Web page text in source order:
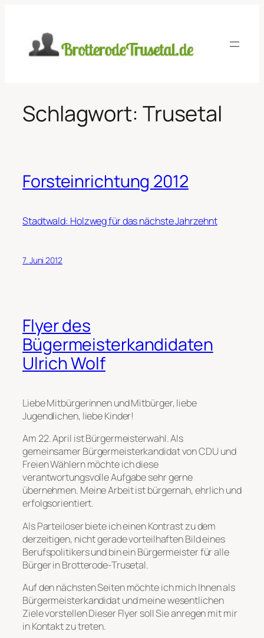
springen
Schlagwort: Trusetal
Forsteinrichtung 2012
Stadtwald: Holzweg für das nächste Jahrzehnt
7. Juni 2012
Flyer des
Bügermeisterkandidaten
Ulrich Wolf
Liebe Mitbürgerinnen und Mitbürger, liebe
Jugendlichen, liebe Kinder!
Am 22. April ist Bürgermeisterwahl. Als
gemeinsamer Bürgermeisterkandidat von CDU und
Freien Wählern möchte ich diese
verantwortungsvolle Aufgabe sehr gerne
übernehmen. Meine Arbeit ist bürgernah, ehrlich und
erfolgsorientiert.
Als Parteiloser biete ich einen Kontrast zu dem
derzeitigen, nicht gerade vorteilhaften Bild eines
Berufspolitikers und bin ein Bürgermeister für alle
Bürger in Brotterode-Trusetal.
Auf den nächsten Seiten möchte ich mich Ihnen als
Bürgermeisterkandidat und meine wesentlichen
Ziele vorstellen Dieser Flyer soll Sie anregen mit mir
in Kontakt zu treten.